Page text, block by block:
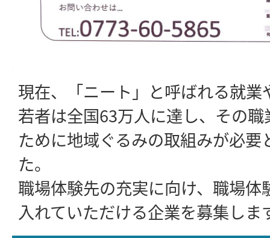
現在、「ニート」と呼ばれる就業
若者は全国63万人に達し、その
ために地域ぐるみの取組みが必要
た。
職場体験先の充実に向け、職場体
入れていただける企業を募集しま